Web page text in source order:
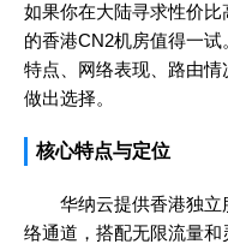
如果你在大陆寻求性价
的香港CN2机房值得一
特点、网络表现、路由
做出选择。
核心特点与定位
华纳云提供香港独
络通道，搭配无限流量